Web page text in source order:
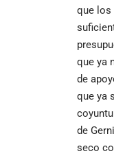
que los
que ya
de
que ya
de
seco